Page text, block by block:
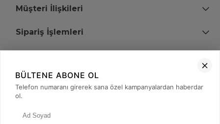
Müşteri İlişkileri
Sipariş İşlemleri
+90 (850) 473 08 08
BÜLTENE ABONE OL
Telefon numaranı girerek sana özel kampanyalardan haberdar
ol.